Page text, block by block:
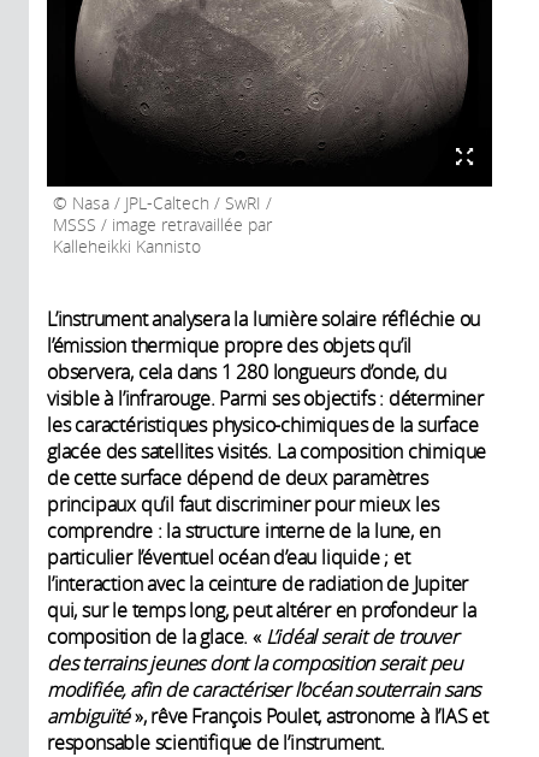
Nasa / JPL-Caltech / SwRI /
MSSS / image retravaillée par
Kalleheikki Kannisto
L’instrument analysera la lumière solaire réfléchie ou
l’émission thermique propre des objets qu’il
observera, cela dans 1 280 longueurs d’onde, du
visible à l’infrarouge. Parmi ses objectifs : déterminer
les caractéristiques physico-chimiques de la surface
glacée des satellites visités. La composition chimique
de cette surface dépend de deux paramètres
principaux qu’il faut discriminer pour mieux les
comprendre : la structure interne de la lune, en
particulier l’éventuel océan d’eau liquide ; et
l’interaction avec la ceinture de radiation de Jupiter
qui, sur le temps long, peut altérer en profondeur la
composition de la glace. « L’idéal serait de trouver
des terrains jeunes dont la composition serait peu
modifiée, afin de caractériser l’océan souterrain sans
ambiguïté», rêve François Poulet, astronome à l’IAS et
responsable scientifique de l’instrument.